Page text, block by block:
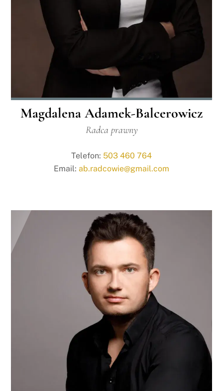
Magdalena Adamek-Balcerowicz
Radca prawny
Telefon: 503 460 764
Email: ab.radcowie@gmail.com
Link